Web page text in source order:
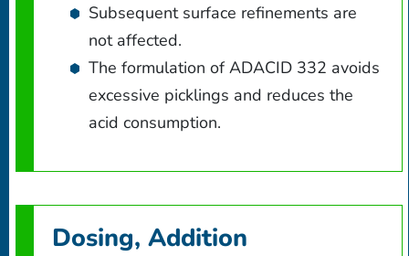
Subsequent surface refinements are
not affected.
The formulation of ADACID 332 avoids
excessive picklings and reduces the
acid consumption.
Dosing, Addition